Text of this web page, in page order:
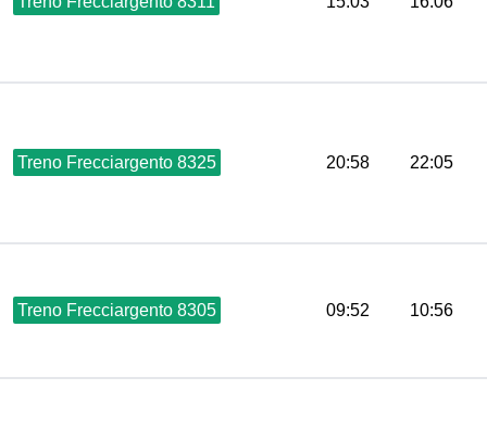
Treno Frecciargento 8325 20:58 22:05
Treno Frecciargento 8305 09:52 10:56